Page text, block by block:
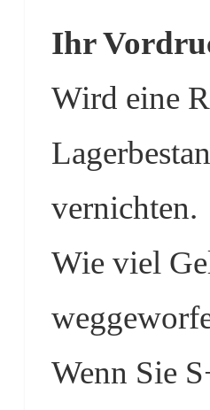
Ihr
Wird eine
vernichten.
Wie viel
Wenn Sie